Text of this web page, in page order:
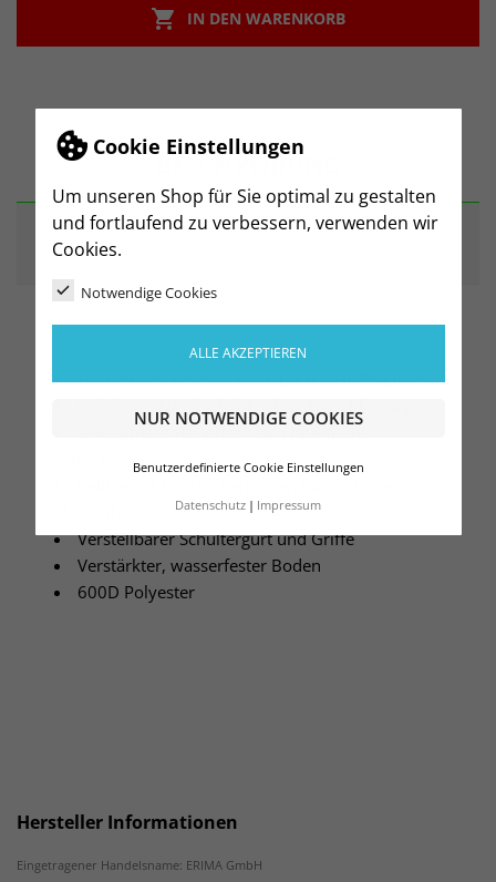
Cookie Einstellungen
Um unseren Shop für Sie optimal zu gestalten
und fortlaufend zu verbessern, verwenden wir
Cookies.
Notwendige Cookies
ALLE AKZEPTIEREN
NUR NOTWENDIGE COOKIES
Benutzerdefinierte Cookie Einstellungen
Datenschutz Impressum
 IN DEN WARENKORB
BESCHREIBUNG
Größe L: 70 x 32 x 34 cm (L x B x H), 76 Liter
Seitentaschen
Verstellbarer Schultergurt und Griffe
Verstärkter, wasserfester Boden
600D Polyester
Hersteller Informationen
Eingetragener Handelsname: ERIMA GmbH